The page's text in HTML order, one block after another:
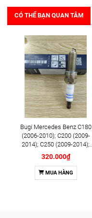
CÓ THỂ BẠN QUAN TÂM
Bugi Mercedes Benz C180
(2006-2010); C200 (2009-
2014); C250 (2009-2014);
E250 (2009-2013); G500
(2008-2015); GL450 (2006-
2012), S500 (2005-2011);
SLK200 (2011-2015) chính
320.000₫
MUA HÀNG